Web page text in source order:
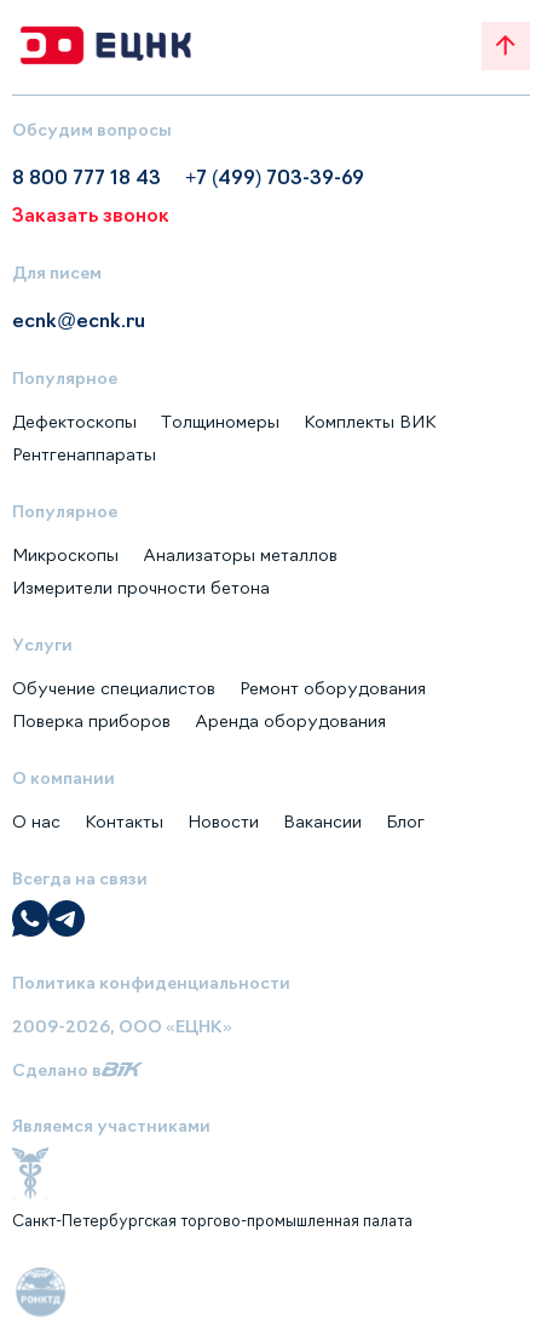
Обсудим вопросы
8 800 777 18 43
+7 (499) 703-39-69
Заказать звонок
Для писем
ecnk@ecnk.ru
Популярное
Дефектоскопы Толщиномеры
Комплекты ВИК
Рентгенаппараты
Популярное
Микроскопы
Анализаторы металлов
Измерители прочности бетона
Услуги
Обучение специалистов
Ремонт оборудования
Поверка приборов
Аренда оборудования
О компании
О нас Контакты Новости Вакансии Блог
Всегда на связи
Политика конфиденциальности
2009-2026, ООО «ЕЦНК»
Сделано в
Являемся участниками
Санкт-Петербургская торгово-промышленная палата